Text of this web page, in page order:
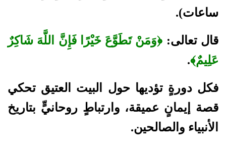
ساعات).
قال تعالى: ﴿وَمَنْ تَطَوَّعَ خَيْرًا فَإِنَّ اللَّهَ شَاكِرٌ
عَلِيمٌ﴾.
فكل دورةٍ تؤديها حول البيت العتيق تحكي
قصة إيمانٍ عميقة، وارتباطٍ روحانيٍّ بتاريخ
الأنبياء والصالحين.